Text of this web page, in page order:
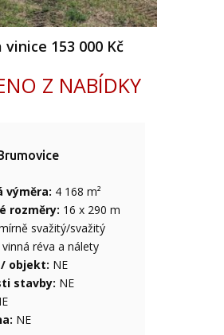
vinice 153 000 Kč
Z NABÍDKY
výměra: 4 168 m²
rozměry: 16 x 290 m
svažitý/svažitý
vinná réva a nálety
objekt: NE
stavby: NE
NE